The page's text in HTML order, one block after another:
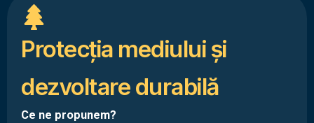
Protecţia mediului şi
dezvoltare durabilă
Ce ne propunem?